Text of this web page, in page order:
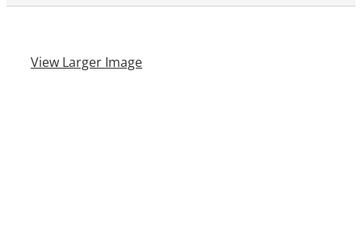
View Larger Image